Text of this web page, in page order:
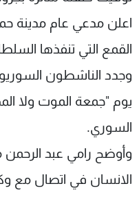
اعلن مدعي عام مدينة
القمع التي تنفذها
وجدد الناشطون
يوم "جمعة الموت ولا
السوري.
وأوضح رامي عبد
الانسان في اتصال مع
لاعلاناتكم